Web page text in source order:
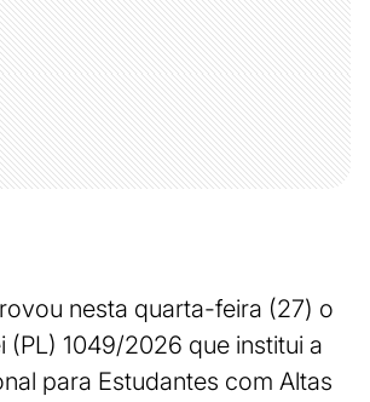
nesta quarta-feira (27) o
(PL) 1049/2026 que institui a
para Estudantes com Altas